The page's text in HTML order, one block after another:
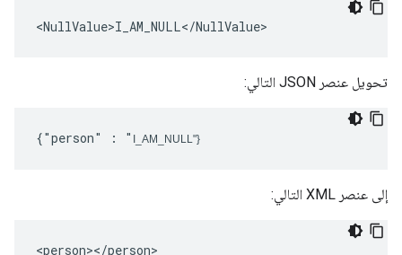
<NullValue>I_AM_NULL</NullValue>
تحويل عنصر JSON التالي:
{"person" : " I_AM_NULL"}
إلى عنصر XML التالي:
<person></person>